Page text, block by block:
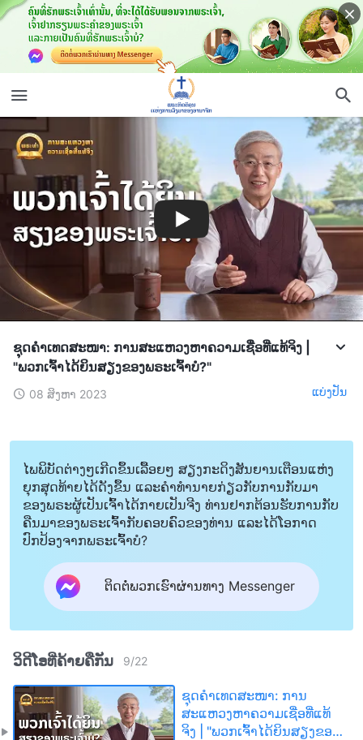
ຊຸດຄຳເທດສະໜາ: ການສະແຫວງຫາຄວາມເຊື່ອທີ່ແທ້ຈິງ |
"ພວກເຈົ້າໄດ້ຍິນສຽງຂອງພຣະເຈົ້າບໍ?"
08 ສິງຫາ 2023 ແບ່ງປັນ
ໄພພິບັດຕ່າງໆເກີດຂຶ້ນເລື້ອຍໆ ສຽງກະດິງສັນຍານເຕືອນແຫ່ງ
ຍຸກສຸດທ້າຍໄດ້ດັງຂຶ້ນ ແລະຄໍາທໍານາຍກ່ຽວກັບການກັບມາ
ຂອງພຣະຜູ້ເປັນເຈົ້າໄດ້ກາຍເປັນຈີງ ທ່ານຢາກຕ້ອນຮັບການກັບ
ຄືນມາຂອງພຣະເຈົ້າກັບຄອບຄົວຂອງທ່ານ ແລະໄດ້ໂອກາດ
ປົກປ້ອງຈາກພຣະເຈົ້າບໍ?
ຕິດຕໍ່ພວກເຮົາຜ່ານທາງ Messenger
ວິດີໂອທີ່ຄ້າຍຄືກັນ 9/22
ຊຸດຄຳເທດສະໜາ: ການ
ສະແຫວງຫາຄວາມເຊື່ອທີ່ແທ້
ຈິງ | "ພວກເຈົ້າໄດ້ຍິນສຽງຂອງ